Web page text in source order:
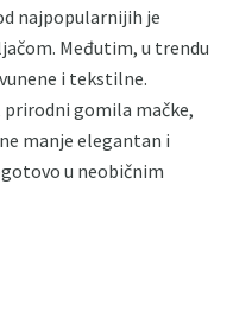
najpopularnijih je
Međutim, u trendu
i tekstilne.
gomila mačke,
manje elegantan i
u neobičnim